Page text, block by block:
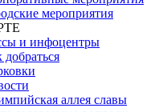
мероприятия
и инфоцентры
добраться
аллея славы